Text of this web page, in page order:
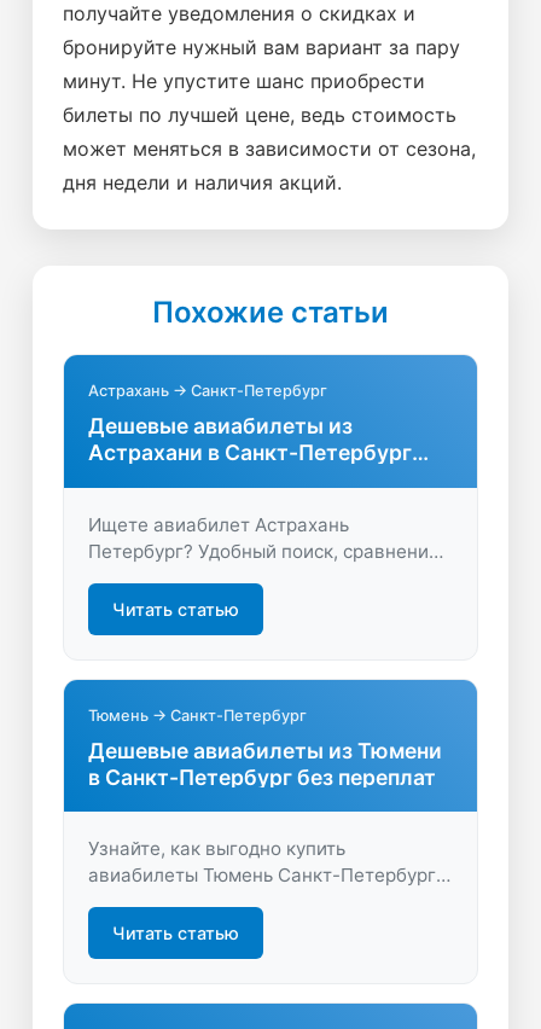
получайте уведомления о скидках и
бронируйте нужный вам вариант за пару
минут. Не упустите шанс приобрести
билеты по лучшей цене, ведь стоимость
может меняться в зависимости от сезона,
дня недели и наличия акций.
Похожие статьи
Астрахань → Санкт-Петербург
Дешевые авиабилеты из
Астрахани в Санкт-Петербург
Ищете авиабилет Астрахань
Петербург? Удобный поиск, сравнение
оптимальных рейсов – всё для
комфортного перелёта. Экономьте
Читать статью
Тюмень → Санкт-Петербург
Дешевые авиабилеты из Тюмени
в Санкт-Петербург без переплат
Узнайте, как выгодно купить
авиабилеты Тюмень Санкт-Петербург.
Сравните цены, найдите лучшие
предложения и отправляйтесь в
путешествие с максимальной
Читать статью